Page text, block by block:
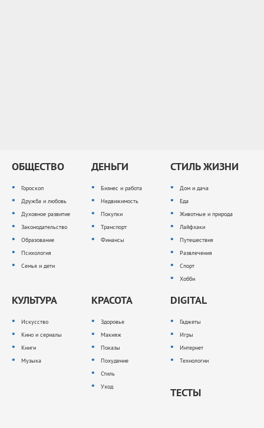
ОБЩЕСТВО
Гороскоп
Дружба и любовь
Духовное развитие
Законодательство
Образование
Психология
Семья и дети
ДЕНЬГИ
Бизнес и работа
Недвижимость
Покупки
Транспорт
Финансы
СТИЛЬ ЖИЗНИ
Дом и дача
Еда
Животные и природа
Лайфхаки
Путешествия
Развлечения
Спорт
Хобби
КУЛЬТУРА
Искусство
Кино и сериалы
Книги
Музыка
КРАСОТА
Здоровье
Макияж
Показы
Похудение
Стиль
Уход
DIGITAL
Гаджеты
Игры
Интернет
Технологии
ТЕСТЫ